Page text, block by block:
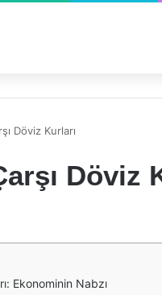
Döviz Kurları
Döviz
Ekonominin Nabzı